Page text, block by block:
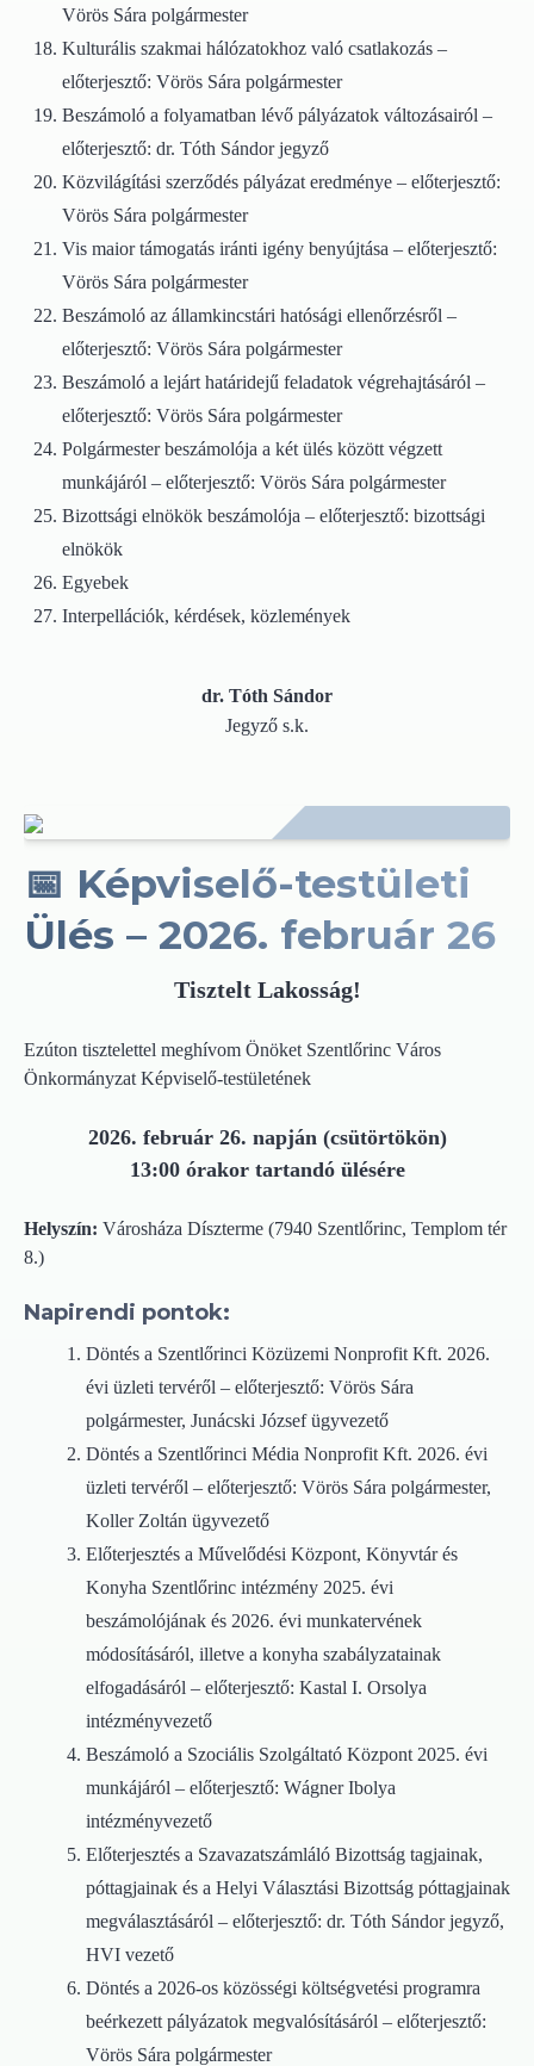
Vörös Sára polgármester
Kulturális szakmai hálózatokhoz való csatlakozás –
előterjesztő: Vörös Sára polgármester
Beszámoló a folyamatban lévő pályázatok változásairól –
előterjesztő: dr. Tóth Sándor jegyző
Közvilágítási szerződés pályázat eredménye – előterjesztő:
Vörös Sára polgármester
Vis maior támogatás iránti igény benyújtása – előterjesztő:
Vörös Sára polgármester
Beszámoló az államkincstári hatósági ellenőrzésről –
előterjesztő: Vörös Sára polgármester
Beszámoló a lejárt határidejű feladatok végrehajtásáról –
előterjesztő: Vörös Sára polgármester
Polgármester beszámolója a két ülés között végzett
munkájáról – előterjesztő: Vörös Sára polgármester
Bizottsági elnökök beszámolója – előterjesztő: bizottsági
elnökök
Egyebek
Interpellációk, kérdések, közlemények
dr. Tóth Sándor
Jegyző s.k.
📅 Képviselő-testületi
Ülés – 2026. február 26
Tisztelt Lakosság!
Ezúton tisztelettel meghívom Önöket Szentlőrinc Város
Önkormányzat Képviselő-testületének
2026. február 26. napján (csütörtökön)
13:00 órakor tartandó ülésére
Helyszín: Városháza Díszterme (7940 Szentlőrinc, Templom tér
8.)
Napirendi pontok:
Döntés a Szentlőrinci Közüzemi Nonprofit Kft. 2026.
évi üzleti tervéről – előterjesztő: Vörös Sára
polgármester, Junácski József ügyvezető
Döntés a Szentlőrinci Média Nonprofit Kft. 2026. évi
üzleti tervéről – előterjesztő: Vörös Sára polgármester,
Koller Zoltán ügyvezető
Előterjesztés a Művelődési Központ, Könyvtár és
Konyha Szentlőrinc intézmény 2025. évi
beszámolójának és 2026. évi munkatervének
módosításáról, illetve a konyha szabályzatainak
elfogadásáról – előterjesztő: Kastal I. Orsolya
intézményvezető
Beszámoló a Szociális Szolgáltató Központ 2025. évi
munkájáról – előterjesztő: Wágner Ibolya
intézményvezető
Előterjesztés a Szavazatszámláló Bizottság tagjainak,
póttagjainak és a Helyi Választási Bizottság póttagjainak
megválasztásáról – előterjesztő: dr. Tóth Sándor jegyző,
HVI vezető
Döntés a 2026-os közösségi költségvetési programra
beérkezett pályázatok megvalósításáról – előterjesztő:
Vörös Sára polgármester